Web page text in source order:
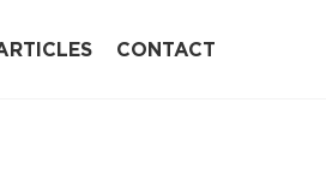
CONTACT